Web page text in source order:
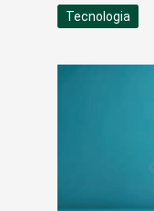
Tecnologia